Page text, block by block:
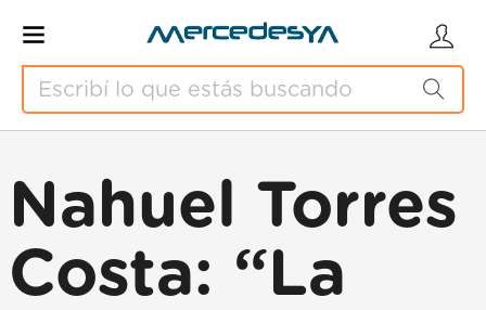
Nahuel Torres
Costa: “La